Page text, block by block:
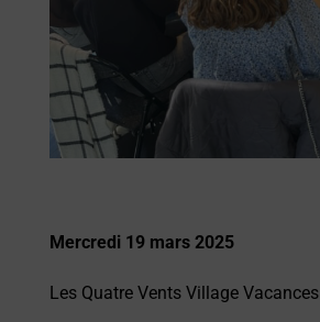
Mercredi 19 mars 2025
Les Quatre Vents Village Vacances